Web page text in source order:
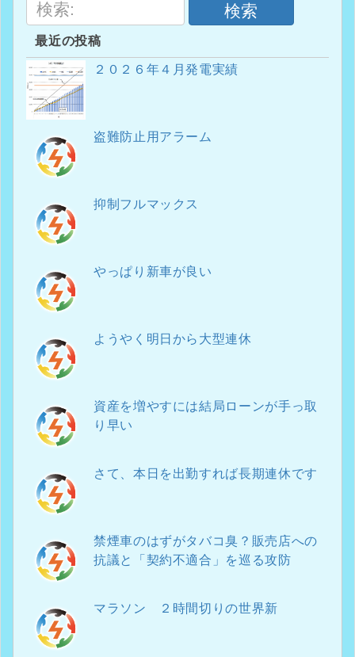
検索
最近の投稿
２０２６年４月発電実績
盗難防止用アラーム
抑制フルマックス
やっぱり新車が良い
ようやく明日から大型連休
資産を増やすには結局ローンが手っ取
り早い
さて、本日を出勤すれば長期連休です
禁煙車のはずがタバコ臭？販売店への
抗議と「契約不適合」を巡る攻防
マラソン ２時間切りの世界新